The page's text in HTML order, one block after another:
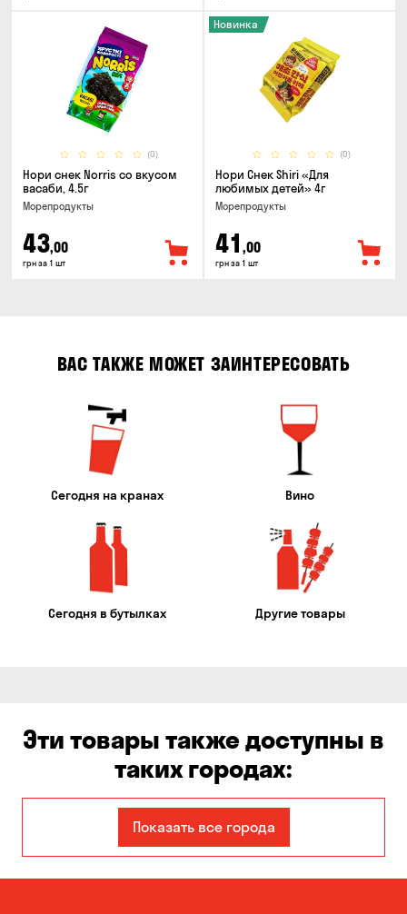
(0)
Нори снек Norris со вкусом
васаби, 4.5г
Морепродукты
43,00
грн за 1 шт
(0)
Новинка
Нори Снек Shiri «Для
любимых детей» 4г
Морепродукты
41 ,00
грн за 1 шт
ВАС ТАКЖЕ МОЖЕТ ЗАИНТЕРЕСОВАТЬ
Сегодня на кранах Вино
Сегодня в бутылках Другие товары
Эти товары также доступны в
таких городах:
Авангард
Бабурка Балабино
Показать все города